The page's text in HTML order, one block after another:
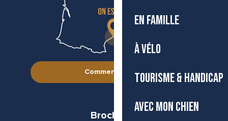
EN FAMILLE
À VÉLO
TOURISME & HANDICAP
AVEC MON CHIEN
Comment venir ?
Brochures